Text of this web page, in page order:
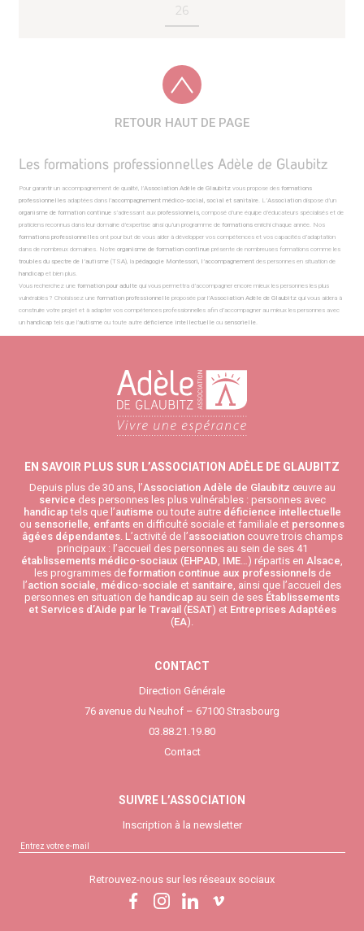
26
RETOUR HAUT DE PAGE
Les formations professionnelles Adèle de Glaubitz
Pour garantir un accompagnement de qualité, l’Association Adèle de Glaubitz vous propose desformations
professionnelles adaptées dans l’accompagnement médico-social, social et sanitaire . L’Association dispose d’un
organisme de formation continue s’adressant auxprofessionnels, composé d’une équipe d’éducateurs spécialisés et de
praticiens reconnus dans leur domaine d’expertise ainsi qu’un programme deformations enrichi chaque année. Nos
formations professionnelles ont pour but de vous aider à développer vos compétences et vos capacités d’adaptation
dans de nombreux domaines. Notreorganisme de formation continueprésente de nombreuses formations comme les
troubles du spectre de l’autisme (TSA), lapédagogie Montessori, l’accompagnement des personnes en situation de
handicapet bien plus.
Vous recherchez uneformation pour adulte qui vous permettra d’accompagner encore mieux les personnes les plus
vulnérables ? Choisissez uneformation professionnelle proposée par l’Association Adèle de Glaubitzqui vous aidera à
construire votre projet et à adapter vos compétences professionnelles afin d’accompagner au mieux les personnes avec
unhandicap tels que l’autisme ou toute autre déficience intellectuelleou sensorielle
EN SAVOIR PLUS SUR L’ASSOCIATION ADÈLE DE GLAUBITZ
Depuis plus de 30 ans, l’Association Adèle de Glaubitz œuvre au
service des personnes les plus vulnérables : personnes avec
handicap tels que l’autisme ou toute autredéficience intellectuelle
ou sensorielle, enfants en difficulté sociale et familiale et personnes
âgées dépendantes. L’activité de l’associationcouvre trois champs
principaux : l’accueil des personnes au sein de ses 41
établissements médico-sociaux (EHPAD, IME…) répartis en Alsace,
les programmes de formation continue aux professionnelsde
l’action sociale, médico-sociale et sanitaire, ainsi que l’accueil des
personnes en situation de handicap au sein de ses Établissements
et Services d’Aide par le Travail (ESAT) et Entreprises Adaptées
(EA).
CONTACT
Direction Générale
76 avenue du Neuhof – 67100 Strasbourg
03.88.21.19.80
Contact
SUIVRE L’ASSOCIATION
Inscription à la newsletter
Retrouvez-nous sur les réseaux sociaux